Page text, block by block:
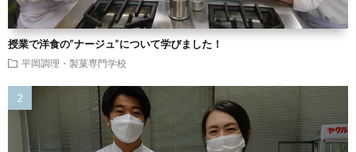
授業で洋食の”ナージュ”について学びました！
平岡調理・製菓専門学校